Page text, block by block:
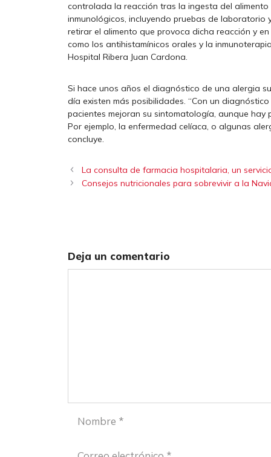
controlada la reacción tras la ingesta del
inmunológicos, incluyendo pruebas de laboratorio
retirar el alimento que provoca dicha reacción y
como los antihistamínicos orales y la
Hospital Ribera Juan Cardona.
Si hace unos años el diagnóstico de una alergia
día existen más posibilidades. “Con un
pacientes mejoran su sintomatología, aunque hay
Por ejemplo, la enfermedad celíaca, o algunas
concluye.
La consulta de farmacia hospitalaria, un
Consejos nutricionales para sobrevivir a la
Deja un comentario